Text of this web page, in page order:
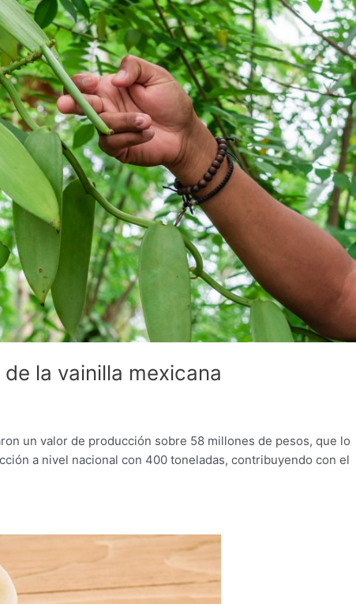
la vainilla mexicana
un valor de producción sobre 58 millones de pesos, que lo
a nivel nacional con 400 toneladas, contribuyendo con el